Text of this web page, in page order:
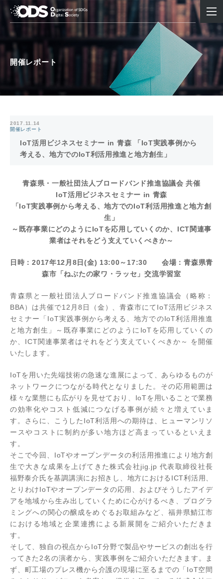
開催レポート
2017.11.14
開催レポート
IoT活用ビジネスセミナー in 青森 「IoT実践事例から
考える、地方でのIoT利活用推進と地方創生」
青森県・一般社団法人ブロードバンド推進協議会 共催
IoT活用ビジネスセミナー in 青森
「IoT実践事例から考える、地方でのIoT利活用推進と地方創
生」
～既存事業にどのようにIoTを応用していくのか、ICT関連事
業者はそれをどう支えていくべきか～
日時：2017年12月8日(金) 13:00～17:30 会場：青森県青
森市「ねぶたの家ワ・ラッセ」交流学習室
青森県と一般社団法人ブロードバンド推進協議会（略称：
BBA）は共催で12月8日（金）、青森市にてIoT活用ビジネス
セミナー「IoT実践事例から考える、地方でのIoT利活用推進
と地方創生」～既存事業にどのようにIoTを応用していくの
か、ICT関連事業者はそれをどう支えていくべきか～ を開催
いたします。
IoTを用いた先端技術の急速な進展によって、あらゆるものが
ネットワークにつながる時代となりました。その応用範囲は
様々な業態にも広がりを見せており、IoTを用いることで業務
の効率化やコスト低減につなげる事例が続々と増えていま
す。さらに、こうしたIoT利活用への期待は、ヒューマンリソ
ースやコストに制約が多い地方ほど高まっているといえま
す。
そこで今回、IoTやオープンデータの利活用推進により地方創
生で大きな成果を上げてきた株式会社jig.jp 代表取締役社長
福野泰介氏を基調講演にお招きし、地方におけるICT利活用、
とりわけIoTやオープンデータの応用、およびそうしたアイデ
アを地域から生み出していくために心がけるべき、プログラ
ミングへの関心の醸成をめぐるお取組みなど、福井県鯖江市
における地域と企業連携による新展開をご紹介いただきま
す。
そして、独自の視点からIoT分野で製品やサービスの創出を行
ってきた2名の演者から、実践事例をご紹介いただきます。ま
ず、町工場のプレス機から介護の現場に至るまでの「IoT空間